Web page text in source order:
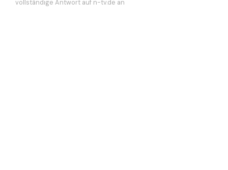
vollständige Antwort auf n-tv.de an